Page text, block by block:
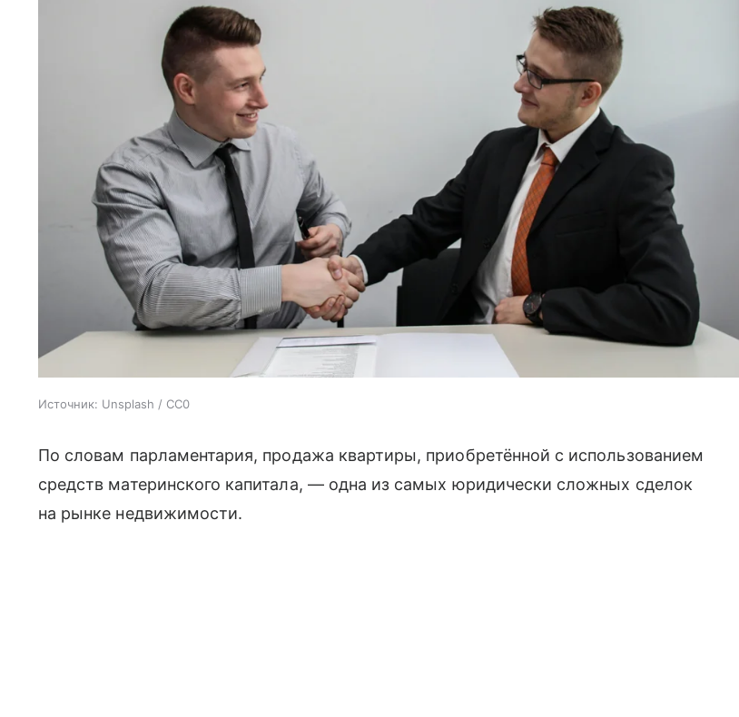
Источник: Unsplash / CC0
По словам парламентария, продажа квартиры, приобретённой с использованием
средств материнского капитала, — одна из самых юридически сложных сделок
на рынке недвижимости.